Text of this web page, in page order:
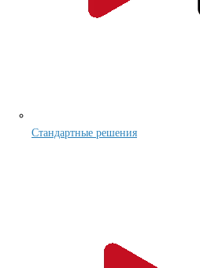
Стандартные решения